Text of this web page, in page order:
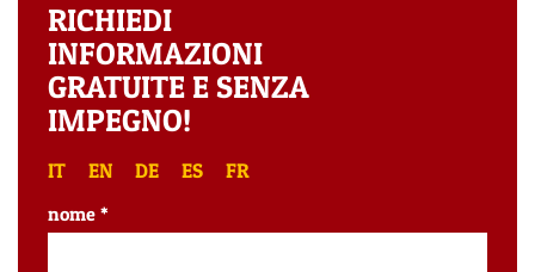
RICHIEDI
INFORMAZIONI
GRATUITE E SENZA
IMPEGNO!
IT EN DE ES FR
nome *